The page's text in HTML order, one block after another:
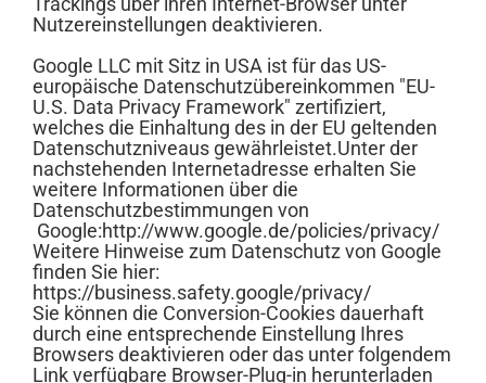
Nutzereinstellungen deaktivieren.
Google LLC mit Sitz in USA ist für das US-
europäische Datenschutzübereinkommen "EU-
U.S. Data Privacy Framework" zertifiziert,
welches die Einhaltung des in der EU geltenden
Datenschutzniveaus gewährleistet.Unter der
nachstehenden Internetadresse erhalten Sie
weitere Informationen über die
Datenschutzbestimmungen von
Google:http://www.google.de/policies/privacy/
Weitere Hinweise zum Datenschutz von Google
finden Sie hier:
https://business.safety.google/privacy/
Sie können die Conversion-Cookies dauerhaft
durch eine entsprechende Einstellung Ihres
Browsers deaktivieren oder das unter folgendem
Link verfügbare Browser-Plug-in herunterladen